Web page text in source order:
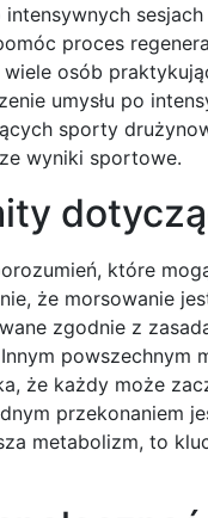
proces
osób
umysłu po
sporty
wyniki sportowe.
które
że morsowanie
zgodnie z
że każdy może
przekonaniem
metabolizm, to